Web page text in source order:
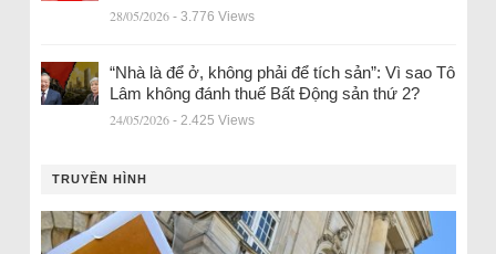
28/05/2026 - 3.776 Views
“Nhà là để ở, không phải để tích sản”: Vì sao Tô
Lâm không đánh thuế Bất Động sản thứ 2?
24/05/2026 - 2.425 Views
TRUYỀN HÌNH